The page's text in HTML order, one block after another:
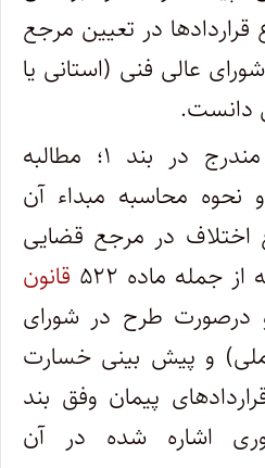
در تعیین مرجع
عالی فنی (استانی یا
دانست.
۳-۲- براساس پاسخ مندرج در بند ۱؛ مطالبه
نحوه محاسبه مبداء آن
در مرجع قضایی
جمله ماده ۵۲۲
قانون
درصورت طرح در شورای
ملی) و پیش بینی خسارت
پیمان وفق بند
اشاره شده در آن